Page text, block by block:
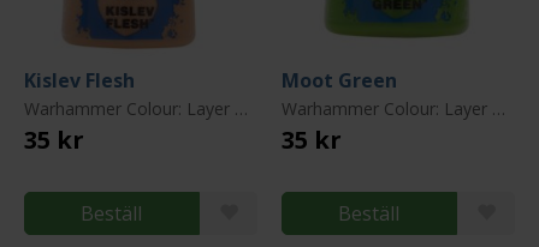
Kislev Flesh
Warhammer Colour: Layer Paint
35 kr
Beställ
Moot Green
Warhammer Colour: Layer Paint
35 kr
Beställ